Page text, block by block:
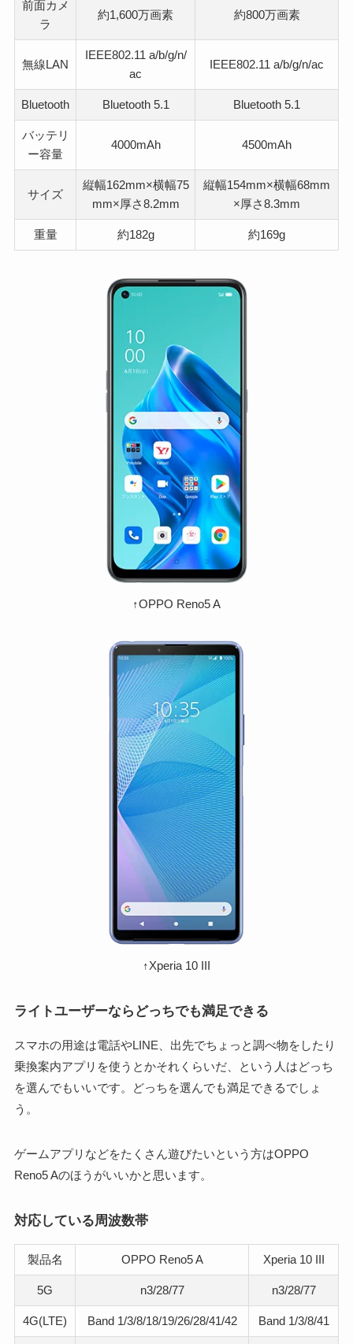
前面カメ
ラ
約1,600万画素 約800万画素
無線LAN
IEEE802.11 a/b/g/n/
ac
IEEE802.11 a/b/g/n/ac
Bluetooth Bluetooth 5.1 Bluetooth 5.1
バッテリ
ー容量
4000mAh 4500mAh
サイズ
縦幅162mm×横幅75
mm×厚さ8.2mm
縦幅154mm×横幅68mm
×厚さ8.3mm
重量 約182g 約169g
↑OPPO Reno5 A
↑Xperia 10 III
ライトユーザーならどっちでも満足できる
スマホの用途は電話やLINE、出先でちょっと調べ物をしたり
乗換案内アプリを使うとかそれくらいだ、という人はどっち
を選んでもいいです。どっちを選んでも満足できるでしょ
う。
ゲームアプリなどをたくさん遊びたいという方はOPPO
Reno5 Aのほうがいいかと思います。
対応している周波数帯
製品名 OPPO Reno5 A Xperia 10 III
5G n3/28/77 n3/28/77
4G(LTE) Band 1/3/8/18/19/26/28/41/42 Band 1/3/8/41